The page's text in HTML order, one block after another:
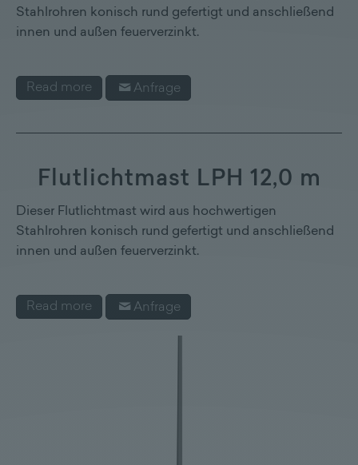
Stahlrohren konisch rund gefertigt und anschließend
innen und außen feuerverzinkt.
Read more Anfrage
Flutlichtmast LPH 12,0 m
Dieser Flutlichtmast wird aus hochwertigen
Stahlrohren konisch rund gefertigt und anschließend
innen und außen feuerverzinkt.
Read more Anfrage